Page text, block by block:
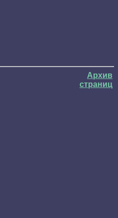
Архив
страниц